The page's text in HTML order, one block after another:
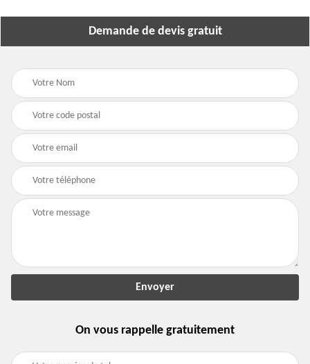
Demande de devis gratuit
On vous rappelle gratuitement